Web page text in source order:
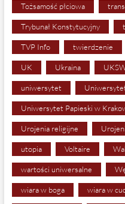
Tożsamość płciowa
Trybunał Konstytucyjny
TVP Info twierdzenie
UK Ukraina
uniwersytet
Uniwersytet Papieski w
Urojenia religijne
utopia Voltaire
wartości uniwersalne
wiara w boga wiara w